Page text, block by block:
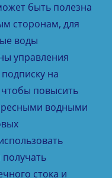
быть полезна
сторонам, для
воды
управления
на
чтобы повысить
водными
стока и